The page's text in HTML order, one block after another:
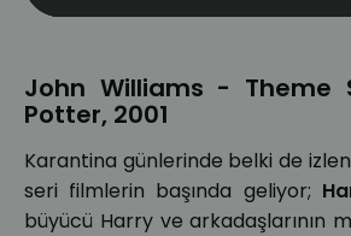
John Williams - Theme
Potter, 2001
Karantina günlerinde belki de
seri filmlerin başında geliyor;
büyücü Harry ve arkadaşlarının